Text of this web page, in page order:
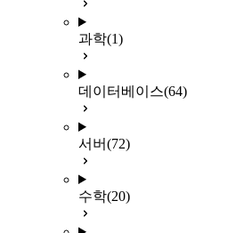
과학(1)
데이터베이스(64)
서버(72)
수학(20)